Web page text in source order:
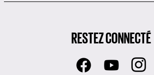
RESTEZ CONNECTÉ